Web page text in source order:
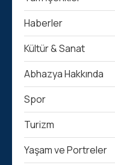
Haberler
Kültür & Sanat
Abhazya Hakkında
Spor
Turizm
Yaşam ve Portreler